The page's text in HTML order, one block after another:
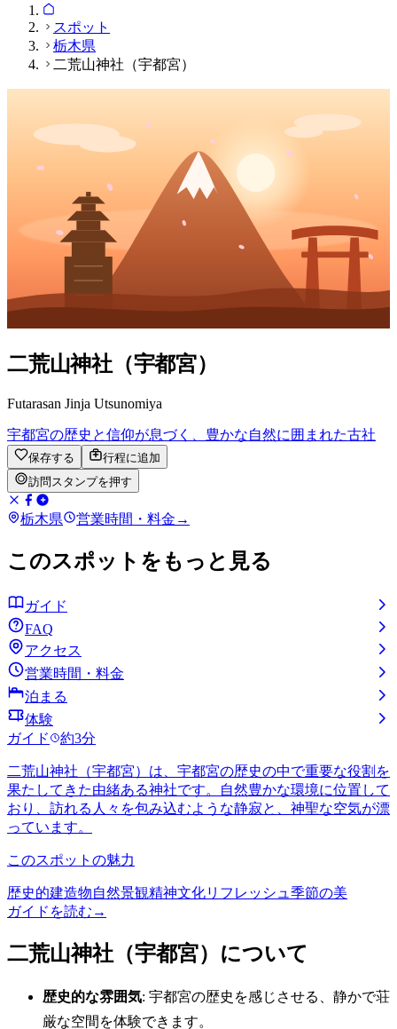
スポット
栃木県
二荒山神社（宇都宮）
二荒山神社（宇都宮）
Futarasan Jinja Utsunomiya
宇都宮の歴史と信仰が息づく、豊かな自然に囲まれた古社
保存する
行程に追加
訪問スタンプを押す
栃木県 営業時間・料金 →
このスポットをもっと見る
ガイド
FAQ
アクセス
営業時間・料金
泊まる
体験
ガイド
約3分
二荒山神社（宇都宮）は、宇都宮の歴史の中で重要な役割を
果たしてきた由緒ある神社です。自然豊かな環境に位置して
おり、訪れる人々を包み込むような静寂と、神聖な空気が漂
っています。
このスポットの魅力
歴史的建造物自然景観精神文化リフレッシュ 季節の美
ガイドを読む →
二荒山神社（宇都宮）について
歴史的な雰囲気: 宇都宮の歴史を感じさせる、静かで荘
厳な空間を体験できます。